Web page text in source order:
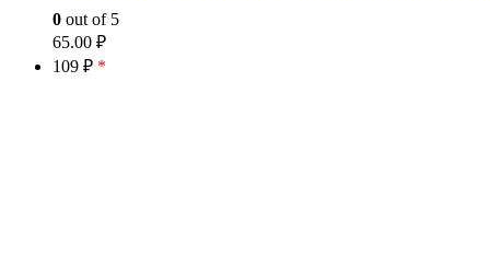
0 out of 5
65.00 ₽
109 ₽ *